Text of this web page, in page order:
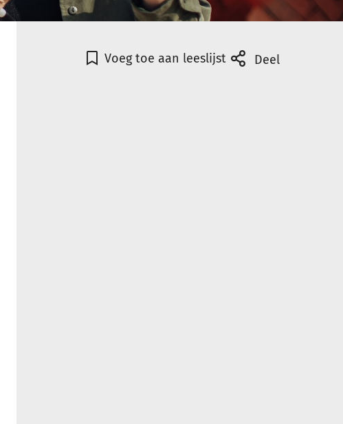
Voeg toe aan leeslijst Deel